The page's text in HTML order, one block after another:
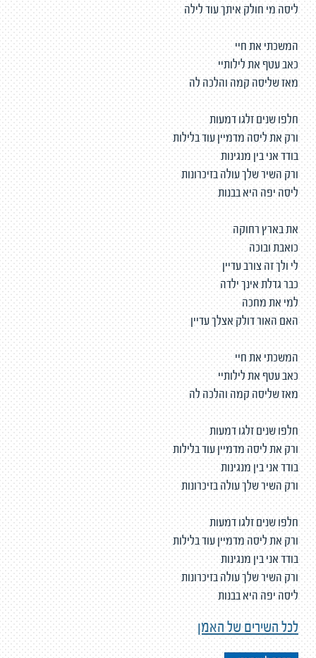
ליסה מי חולק איתך עוד לילה
המשכתי את חיי
כאב עטף את לילותיי
מאז שליסה קמה והלכה לה
חלפו שנים זלגו דמעות
ורק את ליסה מדמיין עוד בלילות
בודד אני בין מנגינות
ורק השיר שלך עולה בזיכרונות
ליסה יפה היא בבנות
את בארץ רחוקה
כואבת ובוכה
לי ולך זה צורב עדיין
כבר גדלת אינך ילדה
למי את מחכה
האם האור דולק אצלך עדיין
המשכתי את חיי
כאב עטף את לילותיי
מאז שליסה קמה והלכה לה
חלפו שנים זלגו דמעות
ורק את ליסה מדמיין עוד בלילות
בודד אני בין מנגינות
ורק השיר שלך עולה בזיכרונות
חלפו שנים זלגו דמעות
ורק את ליסה מדמיין עוד בלילות
בודד אני בין מנגינות
ורק השיר שלך עולה בזיכרונות
ליסה יפה היא בבנות
לכל השירים של האמן